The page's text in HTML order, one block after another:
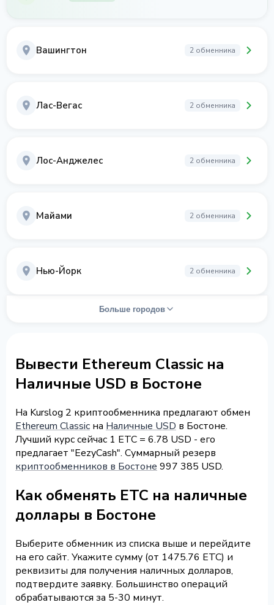
Вашингтон 2 обменника
Лас-Вегас 2 обменника
Лос-Анджелес 2 обменника
Майами 2 обменника
Нью-Йорк 2 обменника
Больше городов
Вывести Ethereum Classic на
Наличные USD в Бостоне
На Kurslog 2 криптообменника предлагают обмен
Ethereum Classic на Наличные USD в Бостоне.
Лучший курс сейчас 1 ETC = 6.78 USD - его
предлагает "EezyCash". Суммарный резерв
криптообменников в Бостоне 997 385 USD.
Как обменять ETC на наличные
доллары в Бостоне
Выберите обменник из списка выше и перейдите
на его сайт. Укажите сумму (от 1475.76 ETC) и
реквизиты для получения наличных долларов,
подтвердите заявку. Большинство операций
обрабатываются за 5-30 минут.